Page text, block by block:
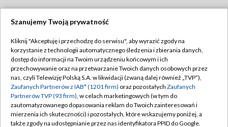
TVP
Abonament TVP
Emisja w TVP
Centrum informacji TVP
Naziemna Telewizja Cyfrowa
Regulamin TVP
Polityka prywatności
Moje zgody
Pomoc
Szanujemy Twoją prywatność
Kliknij "Akceptuję i przechodzę do serwisu", aby wyrazić zgody na
korzystanie z technologii automatycznego śledzenia i zbierania danych,
dostęp do informacji na Twoim urządzeniu końcowym i ich
przechowywanie oraz na przetwarzanie Twoich danych osobowych przez
nas, czyli Telewizję Polską S.A. w likwidacji (zwaną dalej również „TVP”),
Zaufanych Partnerów z IAB* (1201 firm) oraz pozostałych Zaufanych
Partnerów TVP (93 firm), w celach marketingowych (w tym do
zautomatyzowanego dopasowania reklam do Twoich zainteresowań i
mierzenia ich skuteczności) i pozostałych, które wskazujemy poniżej, a
także zgody na udostępnianie przez nas identyfikatora PPID do Google.